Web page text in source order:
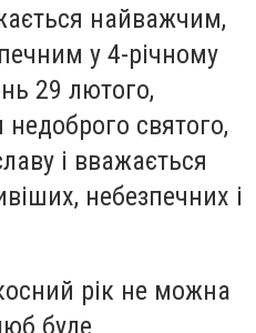
найважчим,
у 4-річному
29 лютого,
святого,
і вважається
небезпечних і
рік не можна
буде